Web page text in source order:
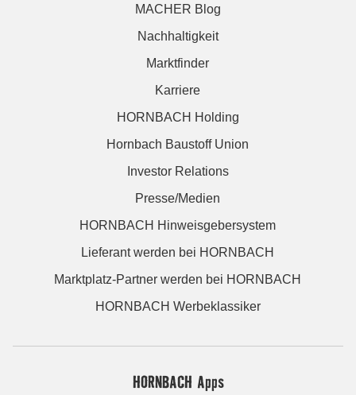
MACHER Blog
Nachhaltigkeit
Marktfinder
Karriere
HORNBACH Holding
Hornbach Baustoff Union
Investor Relations
Presse/Medien
HORNBACH Hinweisgebersystem
Lieferant werden bei HORNBACH
Marktplatz-Partner werden bei HORNBACH
HORNBACH Werbeklassiker
HORNBACH Apps